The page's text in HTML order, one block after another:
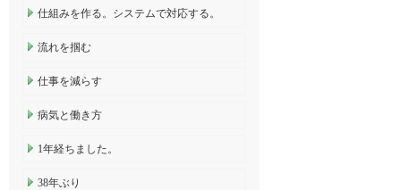
仕組みを作る。システムで対応する。
流れを掴む
仕事を減らす
病気と働き方
1年経ちました。
38年ぶり